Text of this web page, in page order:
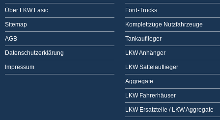
Über LKW Lasic
Sitemap
AGB
Datenschutzerklärung
Impressum
Ford-Trucks
Komplettzüge Nutzfahrzeuge
Tankauflieger
LKW Anhänger
LKW Sattelauflieger
Aggregate
LKW Fahrerhäuser
LKW Ersatzteile / LKW Aggregate